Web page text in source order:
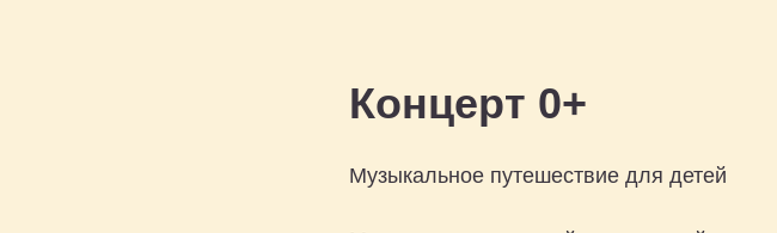
Концерт 0+
Музыкальное путешествие для детей